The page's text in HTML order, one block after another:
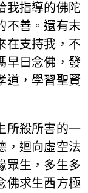
我指導的佛陀
不善。還有末
在支持我，不
早日念佛，發
道，學習聖賢
所殺所害的一
，迴向虛空法
眾生，多生多
佛求生西方極